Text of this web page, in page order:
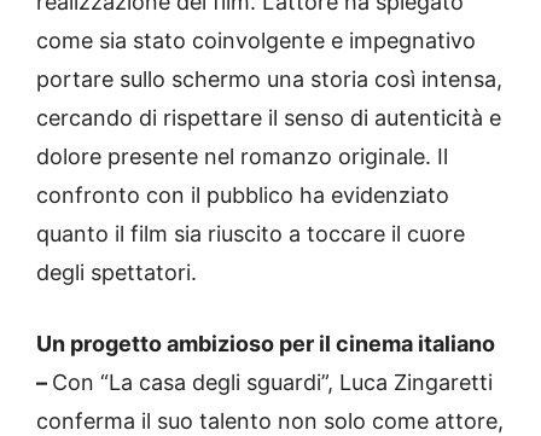
come sia stato coinvolgente e impegnativo
portare sullo schermo una storia così intensa,
cercando di rispettare il senso di autenticità e
dolore presente nel romanzo originale. Il
confronto con il pubblico ha evidenziato
quanto il film sia riuscito a toccare il cuore
degli spettatori.
Un progetto ambizioso per il cinema italiano
– Con “La casa degli sguardi”, Luca Zingaretti
conferma il suo talento non solo come attore,